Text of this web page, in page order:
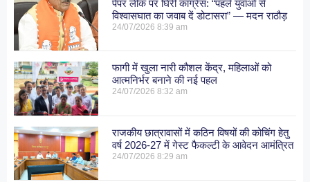
पेपर लीक पर घिरी कांग्रेस: “पहले युवाओं से
विश्वासघात का जवाब दें डोटासरा” — मदन राठौड़
24/07/20268:39 am
फागी में खुला नारी कौशल केंद्र, महिलाओं को
आत्मनिर्भर बनाने की नई पहल
24/07/20268:32 am
राजकीय छात्रावासों में कठिन विषयों की कोचिंग हेतु
वर्ष 2026-27 में गेस्ट फैकल्टी के आवेदन आमंत्रित
24/07/20268:29 am